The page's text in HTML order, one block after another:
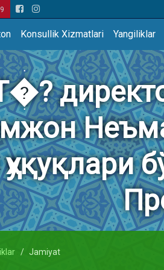
Konsullik Xizmatlari Yangiliklar
Jamiyat